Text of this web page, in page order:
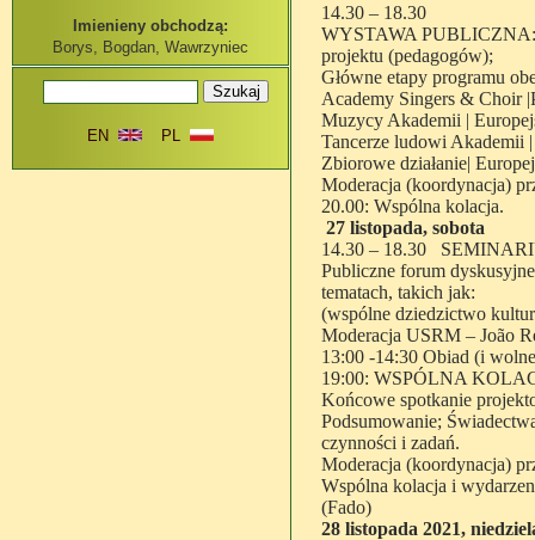
Imienieny obchodzą:
Borys, Bogdan, Wawrzyniec
EN PL
14.30 – 18.30
WYSTAWA
projektu (pedagogów);
Główne etapy programu
Academy Singers & Choir
Muzycy Akademii |
Tancerze ludowi Akademii
Zbiorowe działanie|
Moderacja (koordynacja)
20.00: Wspólna kolacja.
27 listopada, sobota
14.30 – 18.30
Publiczne forum
tematach, takich jak:
(wspólne dziedzictwo
Moderacja USRM – João
13:00 -14:30 Obiad (i
19:00: WSPÓLNA
Końcowe spotkanie
Podsumowanie;
czynności i zadań.
Moderacja (koordynacja)
Wspólna kolacja i
(Fado)
28 listopada 2021,